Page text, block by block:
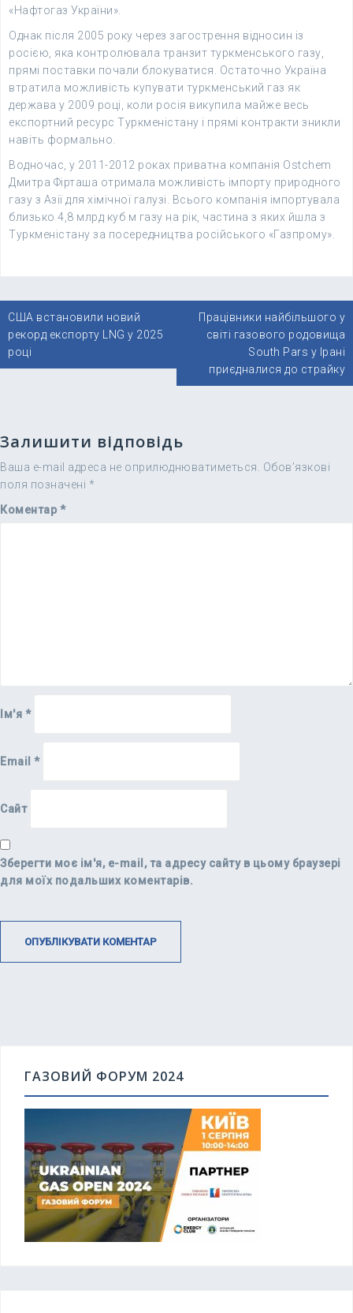
«Нафтогаз України».
Однак після 2005 року через загострення відносин із
росією, яка контролювала транзит туркменського газу,
прямі поставки почали блокуватися. Остаточно Україна
втратила можливість купувати туркменський газ як
держава у 2009 році, коли росія викупила майже весь
експортний ресурс Туркменістану і прямі контракти зникли
навіть формально.
Водночас, у 2011-2012 роках приватна компанія Ostchem
Дмитра Фірташа отримала можливість імпорту природного
газу з Азії для хімічної галузі. Всього компанія імпортувала
близько 4,8 млрд куб м газу на рік, частина з яких йшла з
Туркменістану за посередництва російського «Газпрому».
Навігація
записів
США встановили новий
рекорд експорту LNG у 2025
році
Працівники найбільшого у
світі газового родовища
South Pars у Ірані
приєдналися до страйку
Залишити відповідь
Ваша e-mail адреса не оприлюднюватиметься.
Обов’язкові
поля позначені *
Коментар *
Ім'я *
Email *
Сайт
Зберегти моє ім'я, e-mail, та адресу сайту в цьому браузері
для моїх подальших коментарів.
ГАЗОВИЙ ФОРУМ 2024